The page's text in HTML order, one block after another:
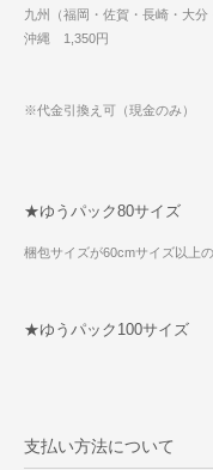
九州（福岡・佐賀・長崎・大
沖縄 1,350円
※代金引換え可（現金のみ）
★ゆうパック80サイズ
梱包サイズが60cmサイズ以上
★ゆうパック100サイズ
支払い方法について